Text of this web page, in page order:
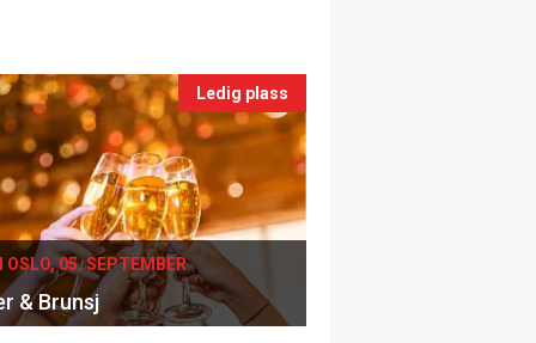
Ledig plass
OSLO, 05. SEPTEMBER
& Brunsj